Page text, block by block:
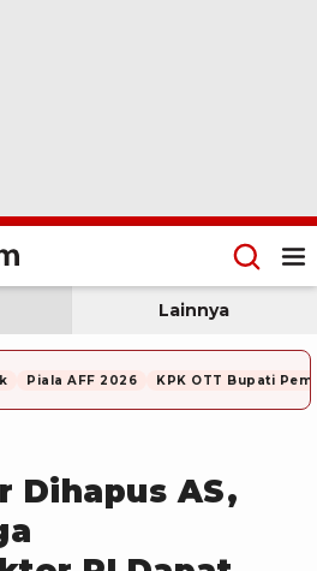
Lainnya
Piala AFF 2026 KPK OTT Bupati
Dihapus AS,